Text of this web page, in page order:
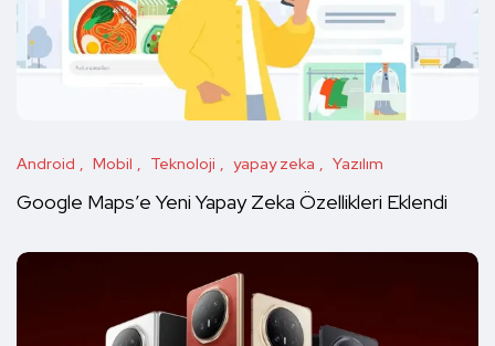
Android Mobil Teknoloji yapay zeka Yazılım
Google Maps’e Yeni Yapay Zeka Özellikleri Eklendi